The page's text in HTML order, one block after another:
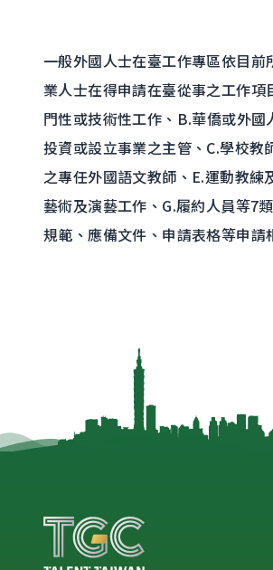
一般外國人士在臺工作專區依目前
業人士在得申請在臺從事之工作項
門性或技術性工作、B.華僑或外國
投資或設立事業之主管、C.學校教
之專任外國語文教師、E.運動教練
藝術及演藝工作、G.履約人員等7
規範、應備文件、申請表格等申請